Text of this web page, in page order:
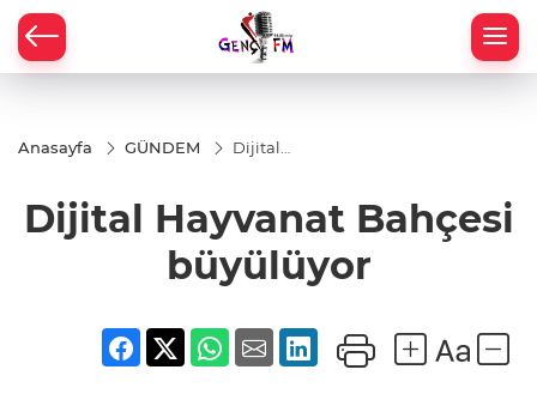
Anasayfa GÜNDEM
Dijital
Dijital Hayvanat Bahçesi
büyülüyor